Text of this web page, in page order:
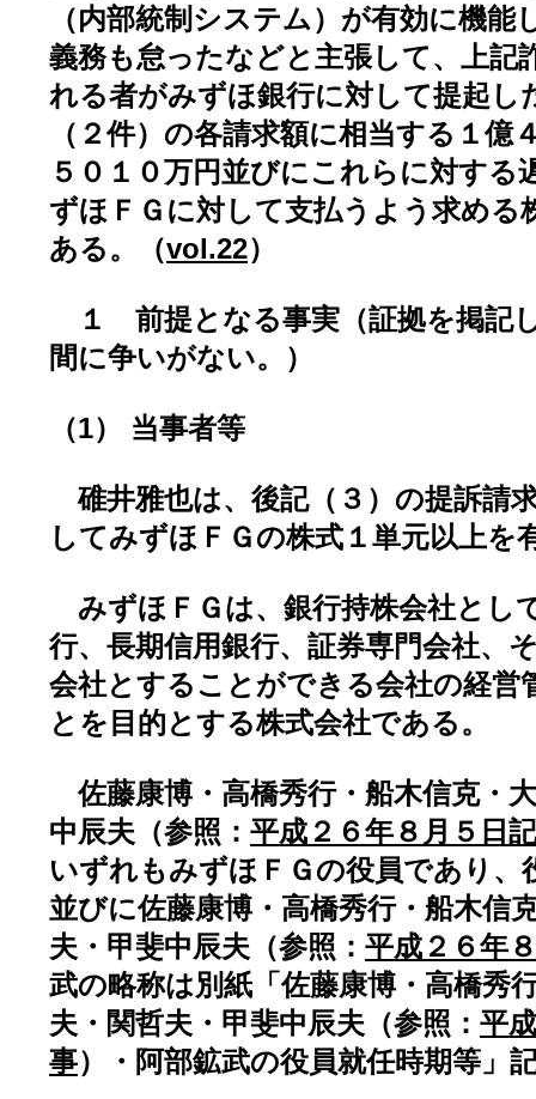
（内部統制システム）が有効に機
義務も怠ったなどと主張して、上記
れる者がみずほ銀行に対して提起し
（２件）の各請求額に相当する１億
５０１０万円並びにこれらに対する
ずほＦＧに対して支払うよう求める
ある。（vol.22）
１ 前提となる事実（証拠を掲記
間に争いがない。）
（1） 当事者等
碓井雅也は、後記（３）の提訴請
してみずほＦＧの株式１単元以上を
みずほＦＧは、銀行持株会社とし
行、長期信用銀行、証券専門会社、
会社とすることができる会社の経営
とを目的とする株式会社である。
佐藤康博・高橋秀行・船木信克・
中辰夫（参照： 平成２６年８月５日
いずれもみずほＦＧの役員であり、
並びに佐藤康博・高橋秀行・船木信
夫・甲斐中辰夫（参照： 平成２６年
武の略称は別紙「佐藤康博・高橋秀
夫・関哲夫・甲斐中辰夫（参照： 平
事）・阿部鉱武の役員就任時期等」